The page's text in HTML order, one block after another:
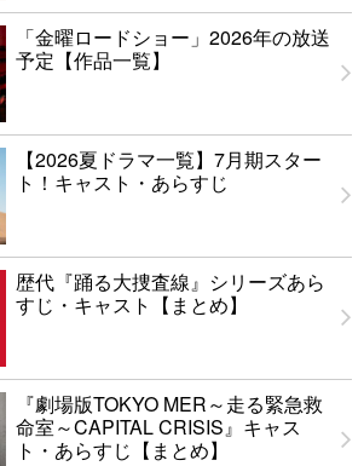
「金曜ロードショー」2026年の放送
予定【作品一覧】
【2026夏ドラマ一覧】7月期スター
ト！キャスト・あらすじ
歴代『踊る大捜査線』シリーズあら
すじ・キャスト【まとめ】
『劇場版TOKYO MER～走る緊急救
命室～CAPITAL CRISIS』キャス
ト・あらすじ【まとめ】